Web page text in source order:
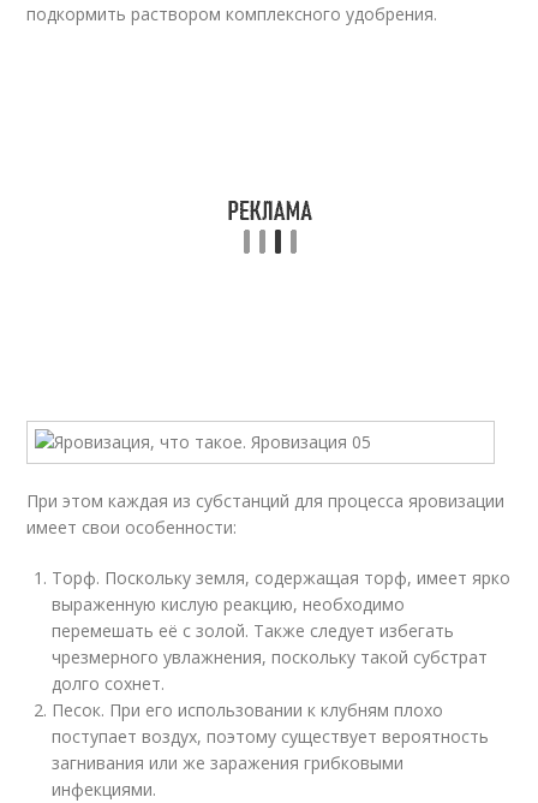
подкормить раствором комплексного удобрения.
При этом каждая из субстанций для процесса яровизации
имеет свои особенности:
Торф. Поскольку земля, содержащая торф, имеет ярко
выраженную кислую реакцию, необходимо
перемешать её с золой. Также следует избегать
чрезмерного увлажнения, поскольку такой субстрат
долго сохнет.
Песок. При его использовании к клубням плохо
поступает воздух, поэтому существует вероятность
загнивания или же заражения грибковыми
инфекциями.